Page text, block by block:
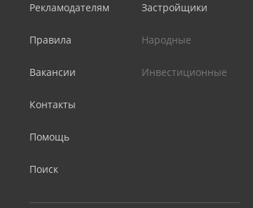
Рекламодателям
Правила
Вакансии
Контакты
Помощь
Поиск
Застройщики
Народные
Инвестиционные